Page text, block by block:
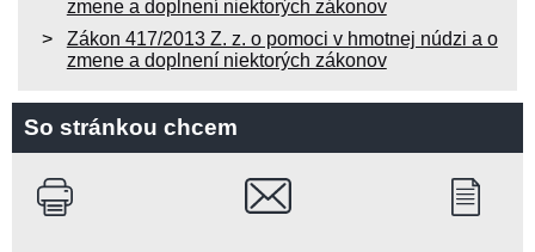
zmene a doplnení niektorých zákonov
Zákon 417/2013 Z. z. o pomoci v hmotnej núdzi a o
zmene a doplnení niektorých zákonov
So stránkou chcem